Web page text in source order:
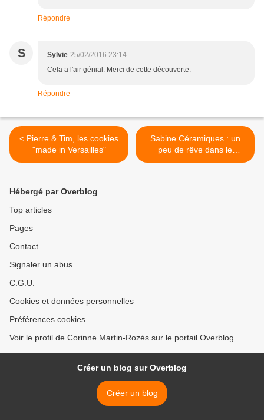
Répondre
S Sylvie 25/02/2016 23:14
Cela a l'air génial. Merci de cette découverte.
Répondre
< Pierre & Tim, les cookies
"made in Versailles"
Sabine Céramiques : un
peu de rêve dans le
quotidien >
Hébergé par Overblog
Top articles
Pages
Contact
Signaler un abus
C.G.U.
Cookies et données personnelles
Préférences cookies
Voir le profil de Corinne Martin-Rozès sur le portail Overblog
Créer un blog sur Overblog
Créer un blog